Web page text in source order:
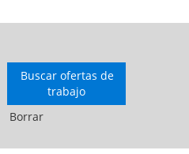
Borrar